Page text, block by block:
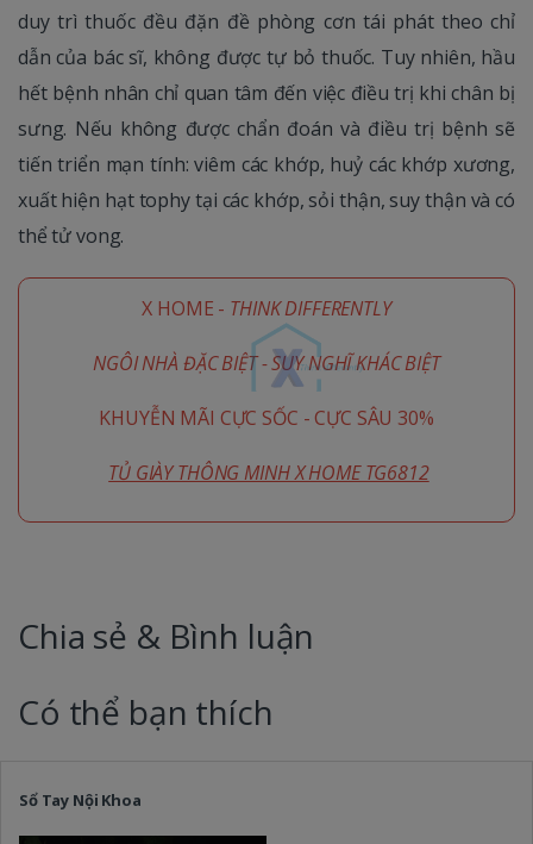
duy trì thuốc đều đặn đề phòng cơn tái phát theo chỉ
dẫn của bác sĩ, không được tự bỏ thuốc. Tuy nhiên, hầu
hết bệnh nhân chỉ quan tâm đến việc điều trị khi chân bị
sưng. Nếu không được chẩn đoán và điều trị bệnh sẽ
tiến triển mạn tính: viêm các khớp, huỷ các khớp xương,
xuất hiện hạt tophy tại các khớp, sỏi thận, suy thận và có
thể tử vong.
X HOME - THINK DIFFERENTLY
NGÔI NHÀ ĐẶC BIỆT - SUY NGHĨ KHÁC BIỆT
KHUYỄN MÃI CỰC SỐC - CỰC SÂU 30%
TỦ GIÀY THÔNG MINH X HOME TG6812
Chia sẻ & Bình luận
Có thể bạn thích
Sổ Tay Nội Khoa